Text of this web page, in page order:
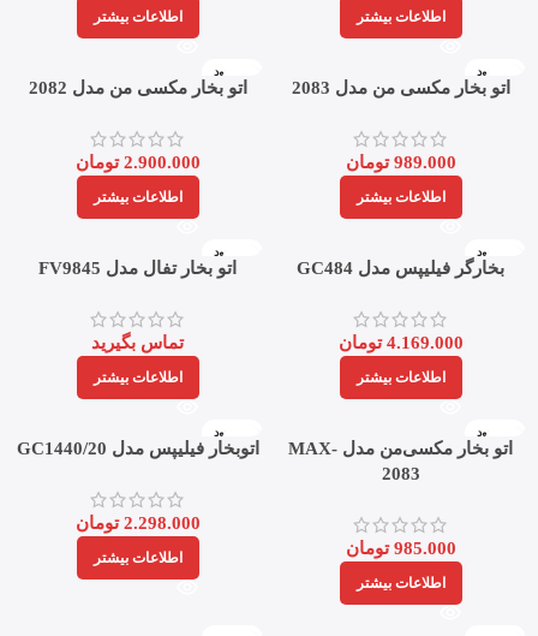
اطلاعات بیشتر اطلاعات بیشتر
ناموجود
اتو بخار مکسی من مدل 2083
989.000 تومان
اطلاعات بیشتر
ناموجود
اتو بخار مکسی من مدل 2082
2.900.000 تومان
اطلاعات بیشتر
ناموجود
بخارگر فیلیپس مدل GC484
4.169.000 تومان
اطلاعات بیشتر
ناموجود
اتو بخار تفال مدل FV9845
تماس بگیرید
اطلاعات بیشتر
ناموجود
اتو بخار مکسی‌من مدل MAX-
2083
985.000 تومان
اطلاعات بیشتر
ناموجود
اتوبخار فیلیپس مدل GC1440/20
2.298.000 تومان
اطلاعات بیشتر